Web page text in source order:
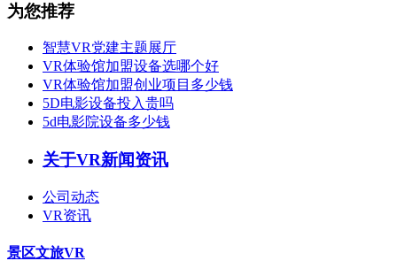
为您推荐
智慧VR党建主题展厅
VR体验馆加盟设备选哪个好
VR体验馆加盟创业项目多少钱
5D电影设备投入贵吗
5d电影院设备多少钱
关于VR新闻资讯
公司动态
VR资讯
景区文旅VR